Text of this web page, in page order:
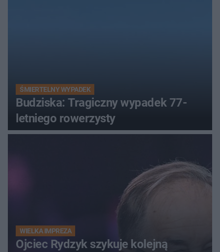
ŚMIERTELNY WYPADEK
Budziska: Tragiczny wypadek 77-
letniego rowerzysty
WIELKA IMPREZA
Ojciec Rydzyk szykuje kolejną